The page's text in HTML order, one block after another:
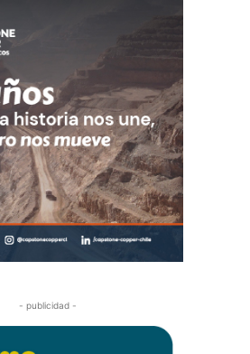
- publicidad -